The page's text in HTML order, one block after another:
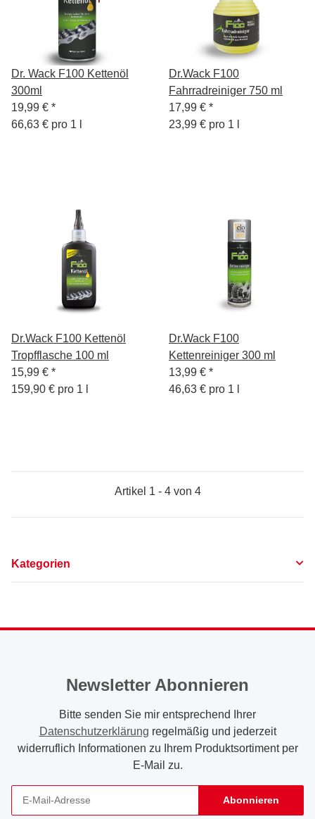
Dr. Wack F100 Kettenöl
300ml
19,99 € *
66,63 € pro 1 l
Dr.Wack F100
Fahrradreiniger 750 ml
17,99 € *
23,99 € pro 1 l
Dr.Wack F100 Kettenöl
Tropfflasche 100 ml
15,99 € *
159,90 € pro 1 l
Dr.Wack F100
Kettenreiniger 300 ml
13,99 € *
46,63 € pro 1 l
Artikel 1 - 4 von 4
Kategorien
Newsletter Abonnieren
Bitte senden Sie mir entsprechend Ihrer
Datenschutzerklärung regelmäßig und jederzeit
widerruflich Informationen zu Ihrem Produktsortiment per
E-Mail zu.
Abonnieren